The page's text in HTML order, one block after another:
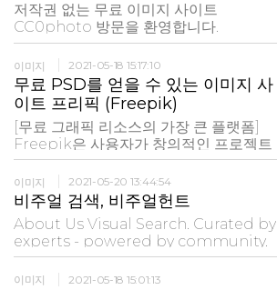
저작권 없는 무료 이미지 사이트
CC0photo 방문을 환영합니다.
CC0photo(씨씨제로포토)는 한국인 개
인이 운영하는 무료 이미지 공유 사이트
입니다. 좋은 사진이 많은 것은 아니지만
해외 이미지 사이트와는 달리 우리나라
고유 문화와 연관된 사진도 함께 제공하
고 있다는 것이 특징입니다. CC0photo
의
이미지 2021-05-18 15:17:10
무료 PSD를 얻을 수 있는 이미지 사
이트 프리픽 (Freepik)
[무료 그래픽 리소스의 가장 큰 플랫폼]
Freepik은 사용자가 창의적인 프로젝트
를 위해 고품질 사진, 벡터 이미지, 일러스
트레이션 및 PSD 파일을 찾을 수 있도록
도와주는 검색 엔진입니다. 우리는 매일
성장하며 우리의 목표는 최고의 고품질
콘텐츠를 제공하는 것입니다 : 일러스트
레이션, 사진, 아이콘
이미지 2021-05-20 13:44:54
비주얼 검색, 비주얼헌트
About Us Visual Search. Curated by
experts - powered by community.
VisualHunt is your visual search
engine for products, photos and
이미지 2021-05-18 15:01:13